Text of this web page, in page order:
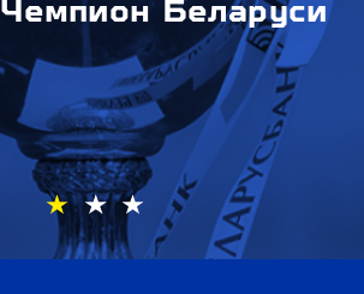
Чемпион Беларуси